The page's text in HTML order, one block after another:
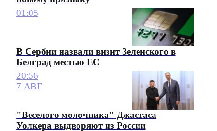
01:05
В Сербии назвали визит Зеленского в
Белград местью ЕС
20:56
7 АВГ
"Веселого молочника" Джастаса
Уолкера выдворяют из России